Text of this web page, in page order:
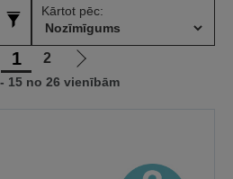
Kārtot pēc:
1 2
Iet
uz
15 no 26 vienībām